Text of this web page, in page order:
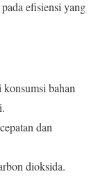
efisiensi yang
bahan
dan
dioksida.